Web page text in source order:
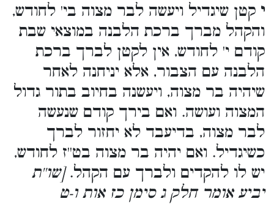
י קטן שיגדיל ויעשה לבר מצוה בי' לחודש,
והקהל מברך ברכת הלבנה במוצאי שבת
קודם י' לחודש, אין לקטן לברך ברכת
הלבנה עם הצבור, אלא יניחנה לאחר
שיהיה בר מצוה, ויעשנה בחיוב בתור גדול
המצוה ועושה. ואם בירך קודם שנעשה
לבר מצוה, בדיעבד לא יחזור לברך
כשיגדיל. ואם יהיה בר מצוה בט''ז לחודש,
יש לו להקדים ולברך עם הקהל.[שו''ת
יביע אומר חלק ג סימן כז אות ו-ט